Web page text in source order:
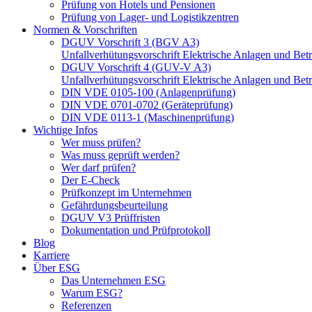
Prüfung von Hotels und Pensionen
Prüfung von Lager- und Logistikzentren
Normen & Vorschriften
DGUV Vorschrift 3 (BGV A3)
Unfallverhütungsvorschrift Elektrische Anlagen und
DGUV Vorschrift 4 (GUV-V A3)
Unfallverhütungsvorschrift Elektrische Anlagen und
DIN VDE 0105-100 (Anlagenprüfung)
DIN VDE 0701-0702 (Geräteprüfung)
DIN VDE 0113-1 (Maschinenprüfung)
Wichtige Infos
Wer muss prüfen?
Was muss geprüft werden?
Wer darf prüfen?
Der E-Check
Prüfkonzept im Unternehmen
Gefährdungsbeurteilung
DGUV V3 Prüffristen
Dokumentation und Prüfprotokoll
Blog
Karriere
Über ESG
Das Unternehmen ESG
Warum ESG?
Referenzen